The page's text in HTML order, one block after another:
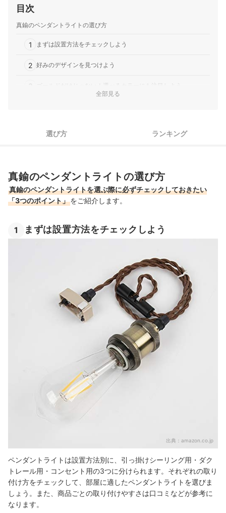
目次
真鍮のペンダントライトの選び方
1 まずは設置方法をチェックしよう
2 好みのデザインを見つけよう
3 ゴールドだけじゃない！選べるカラーにも注目しよう
ほかのデザインのペンダントライトも要チェック
全部見る
選び方 ランキング
真鍮のペンダントライトの選び方
真鍮のペンダントライトを選ぶ際に必ずチェックしておきたい
「3つのポイント」をご紹介します。
1 まずは設置方法をチェックしよう
出典： amazon.co.jp
ペンダントライトは設置方法別に、引っ掛けシーリング用・ダク
トレール用・コンセント用の3つに分けられます。それぞれの取り
付け方をチェックして、部屋に適したペンダントライトを選びま
しょう。また、商品ごとの取り付けやすさは口コミなどが参考に
なります。